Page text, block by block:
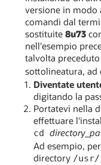
versione in
comandi dal
sostituite 8u73
nell'esempio
talvolta
sottolineatura, ad
Diventate
digitando la
Portatevi nella
effettuare
cd
Ad esempio,
directory /